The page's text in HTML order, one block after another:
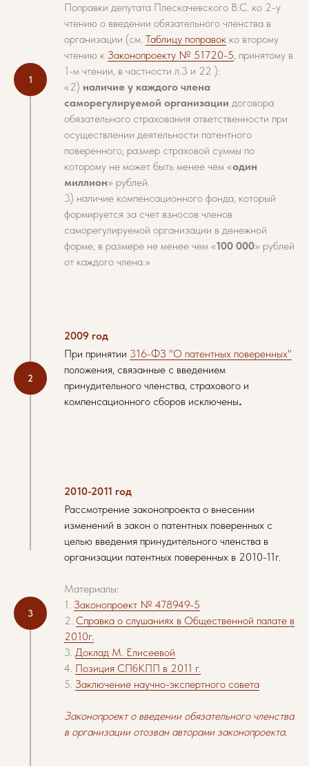
Поправки депутата Плескачевского В.С. ко 2-у
чтению о введении обязательного членства в
организации (см. Таблицу поправок ко второму
чтению к Законопроекту № 51720-5, принятому в
1-м чтении, в частности л.3 и 22 ):
«2) наличие у каждого члена
саморегулируемой организации договора
обязательного страхования ответственности при
осуществлении деятельности патентного
поверенного, размер страховой суммы по
которому не может быть менее чем «один
миллион» рублей.
3) наличие компенсационного фонда, который
формируется за счет взносов членов
саморегулируемой организации в денежной
форме, в размере не менее чем «100 000» рублей
от каждого члена.»
2009 год
При принятии 316-ФЗ "О патентных поверенных"
положения, связанные с введением
принудительного членства, страхового и
компенсационного сборов исключены.
2010-2011 год
Рассмотрение законопроекта о внесении
изменений в закон о патентных поверенных с
целью введения принудительного членства в
организации патентных поверенных в 2010-11г.
Материалы:
1. Законопроект № 478949-5
2. Справка о слушаниях в Общественной палате в
2010г.
3. Доклад М. Елисеевой
4. Позиция СПбКПП в 2011 г.
5. Заключение научно-экспертного совета
Законопроект о введении обязательного членства
в организации отозван авторами законопроекта.